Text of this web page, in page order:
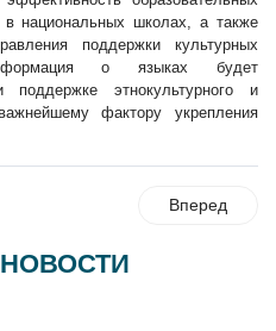
в национальных школах, а также
поддержки культурных
о языках будет
поддержке этнокультурного и
фактору укрепления
Вперед